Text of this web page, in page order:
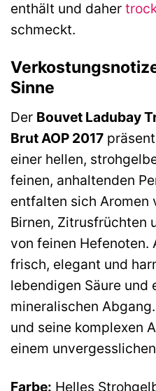
enthält und daher
schmeckt.
Sinne
Der Bouvet Ladubay
Brut AOP 2017
einer hellen,
feinen, anhaltenden
entfalten sich Aromen
Birnen, Zitrusfrüchten
von feinen Hefenoten.
frisch, elegant und
lebendigen Säure und
mineralischen
und seine komplexen
einem
Farbe: Helles